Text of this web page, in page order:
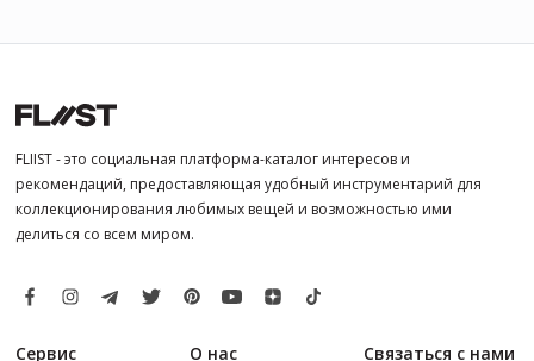
FLIIST - это социальная платформа-каталог интересов и
рекомендаций, предоставляющая удобный инструментарий для
коллекционирования любимых вещей и возможностью ими
делиться со всем миром.
Сервис О нас Связаться с нами